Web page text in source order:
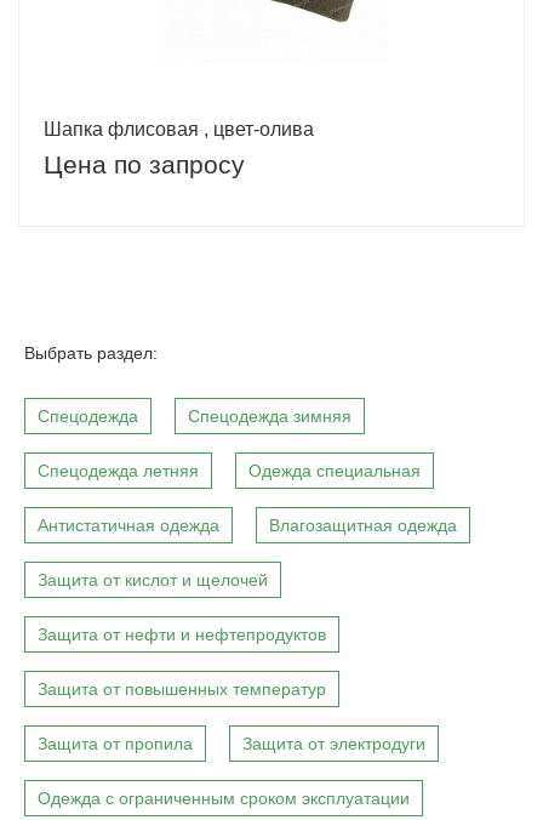
Шапка флисовая , цвет-олива
Цена по запросу
Выбрать раздел:
Спецодежда Спецодежда зимняя
Спецодежда летняя Одежда специальная
Антистатичная одежда Влагозащитная одежда
Защита от кислот и щелочей
Защита от нефти и нефтепродуктов
Защита от повышенных температур
Защита от пропила Защита от электродуги
Одежда с ограниченным сроком эксплуатации